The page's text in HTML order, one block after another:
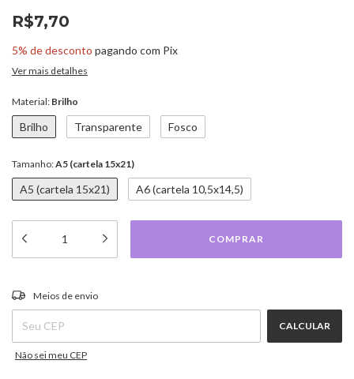
R$7,70
5% de desconto pagando com Pix
Ver mais detalhes
Material: Brilho
Brilho Transparente Fosco
Tamanho:A5 (cartela 15x21)
A5 (cartela 15x21) A6 (cartela 10,5x14,5)
Entregas para o CEP:
Meios de envio
CALCULAR
Não sei meu CEP